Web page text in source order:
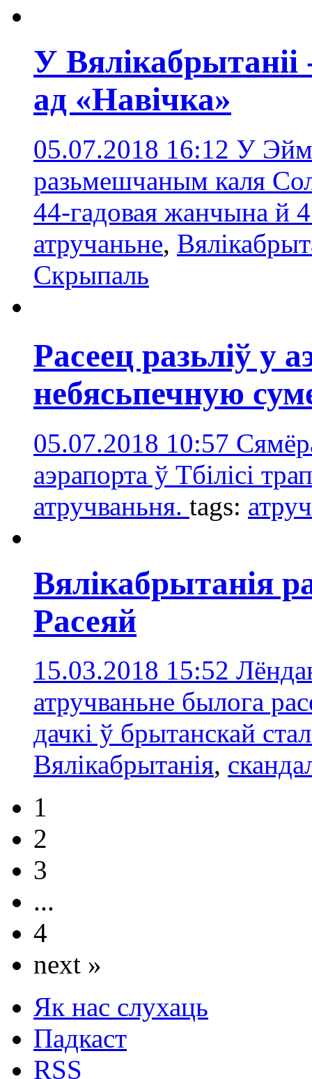
У
ад «Навічка»
05.07.2018 16:12 У
разьмешчаным каля
44-гадовая жанчына й
атручаньнe,
Скрыпаль
Расеец разьліў у
небясьпечную
05.07.2018 10:57
аэрапорта ў Тбілісі
атручваньня. tags:
Вялікабрытанія
Расеяй
15.03.2018 15:52
атручваньне былога
дачкі ў брытанскай
Вялікабрытанія,
1
2
3
...
4
next »
Як нас слухаць
Падкаст
RSS